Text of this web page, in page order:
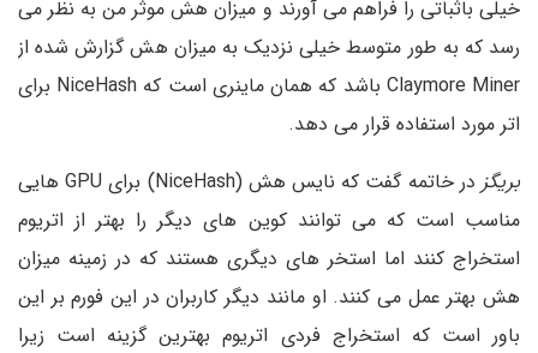
خیلی باثباتی را فراهم می آورند و میزان هش موثر من به نظر می
رسد که به طور متوسط خیلی نزدیک به میزان هش گزارش شده از
Claymore Miner باشد که همان ماینری است که NiceHash برای
اتر مورد استفاده قرار می دهد.
بریگز
در خاتمه گفت که نایس هش (NiceHash) برای GPU هایی
مناسب است که می توانند کوین های دیگر را بهتر از اتریوم
استخراج کنند اما استخر های دیگری هستند که در زمینه میزان
هش بهتر عمل می کنند. او مانند دیگر کاربران در این فورم بر این
باور است که استخراج فردی اتریوم بهترین گزینه است زیرا